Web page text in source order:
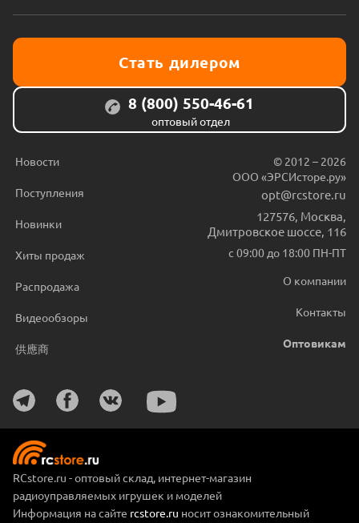
Стать дилером
8 (800) 550-46-61
оптовый отдел
Новости
Поступления
Новинки
Хиты продаж
Распродажа
Видеообзоры
供應商
© 2012 – 2026
ООО «ЭРСИсторе.ру»
opt@rcstore.ru
127576, Москва,
Дмитровское шоссе, 116
с 09:00 до 18:00 ПН-ПТ
О компании
Контакты
Оптовикам
RCstore.ru - оптовый склад, интернет-магазин
радиоуправляемых игрушек и моделей
Информация на сайте rcstore.ru носит ознакомительный